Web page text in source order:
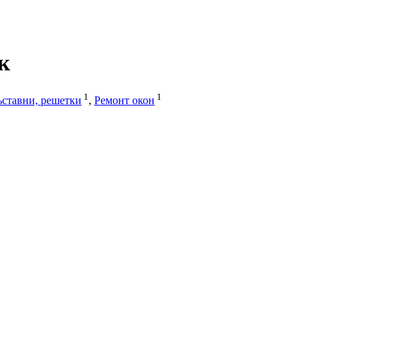
решетки 1 , Ремонт окон 1